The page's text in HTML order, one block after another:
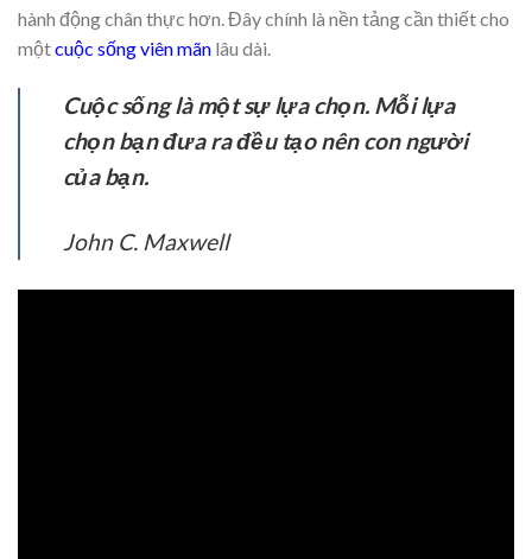
hành động chân thực hơn. Đây chính là nền tảng cần thiết cho
mộtcuộc sống viên mãn lâu dài.
Cuộc sống là một sự lựa chọn. Mỗi lựa
chọn bạn đưa ra đều tạo nên con người
của bạn.
John C. Maxwell